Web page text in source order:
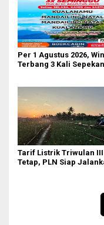
Per 1 Agustus 2026,
Terbang 3 Kali
Tarif Listrik Triwulan III
Tetap, PLN Siap